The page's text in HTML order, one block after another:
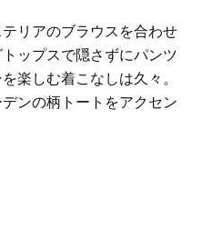
リアのブラウスを合わせ
ップスで隠さずにパンツ
楽しむ着こなしは久々。
ンの柄トートをアクセン